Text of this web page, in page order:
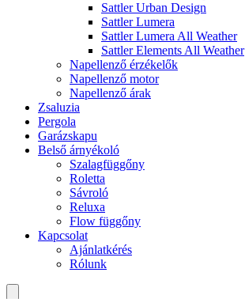
Sattler Urban Design
Sattler Lumera
Sattler Lumera All Weather
Sattler Elements All Weather
Napellenző érzékelők
Napellenző motor
Napellenző árak
Zsaluzia
Pergola
Garázskapu
Belső árnyékoló
Szalagfüggőny
Roletta
Sávroló
Reluxa
Flow függőny
Kapcsolat
Ajánlatkérés
Rólunk